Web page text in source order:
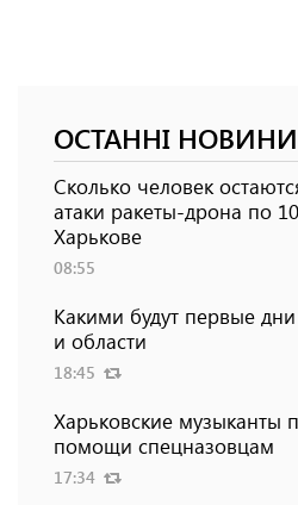
ОСТАННІ НОВИНИ
Сколько человек
атаки ракеты-дрона по
Харькове
08:55
Какими будут первые
и области
18:45
Харьковские музыканты
помощи спецназовцам
17:34